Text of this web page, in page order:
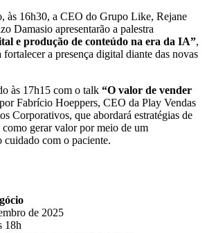
às 16h30, a CEO do Grupo Like, Rejane
Damasio apresentarão a palestra
e produção de conteúdo na era da IA”,
a presença digital diante das novas
às 17h15 com o talk “O valor de vender
Fabrício Hoeppers, CEO da Play Vendas
Corporativos, que abordará estratégias de
como gerar valor por meio de um
cuidado com o paciente.
de 2025
18h